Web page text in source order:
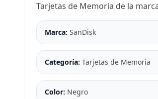
Tarjetas de Memoria de la
Marca: SanDisk
Categoría: Tarjetas de Memoria
Color: Negro